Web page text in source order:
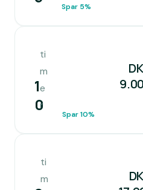
Spar 5%
1
0
ti
m
e
r
Spar 10%
ti
m